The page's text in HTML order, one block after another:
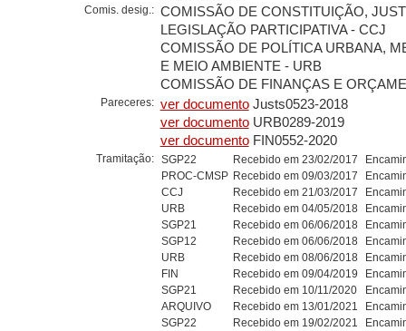
Comis. desig.: COMISSÃO DE CONSTITUIÇÃO,
LEGISLAÇÃO PARTICIPATIVA - CCJ
COMISSÃO DE POLÍTICA URBANA,
E MEIO AMBIENTE - URB
COMISSÃO DE FINANÇAS E
Pareceres: ver documentoJusts0523-2018
ver documentoURB0289-2019
ver documentoFIN0552-2020
Tramitação: SGP22 Recebido em 23/02/2017
PROC-CMSP Recebido em 09/03/2017
CCJ
Recebido em 21/03/2017
URB
Recebido em 04/05/2018
SGP21
Recebido em 06/06/2018
SGP12
Recebido em 06/06/2018
URB
Recebido em 08/06/2018
FIN
Recebido em 09/04/2019
SGP21
Recebido em 10/11/2020
ARQUIVO
Recebido em 13/01/2021
SGP22
Recebido em 19/02/2021